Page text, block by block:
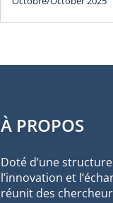
À PROPOS
Doté d’une
l’innovation et
réunit des